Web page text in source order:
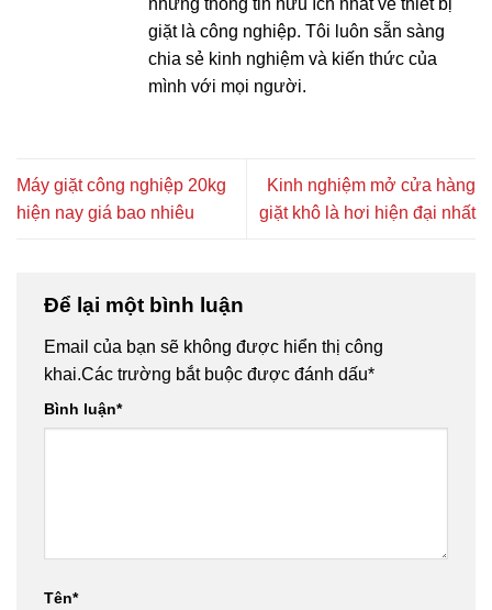
những thông tin hữu ích nhất về thiết bị
giặt là công nghiệp. Tôi luôn sẵn sàng
chia sẻ kinh nghiệm và kiến thức của
mình với mọi người.
Máy giặt công nghiệp 20kg
hiện nay giá bao nhiêu
Kinh nghiệm mở cửa hàng
giặt khô là hơi hiện đại nhất
Để lại một bình luận
Email của bạn sẽ không được hiển thị công
khai.Các trường bắt buộc được đánh dấu*
Bình luận*
Tên*